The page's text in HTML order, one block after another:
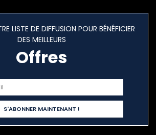
LISTE DE DIFFUSION POUR BÉNÉFICIER
DES MEILLEURS
Offres